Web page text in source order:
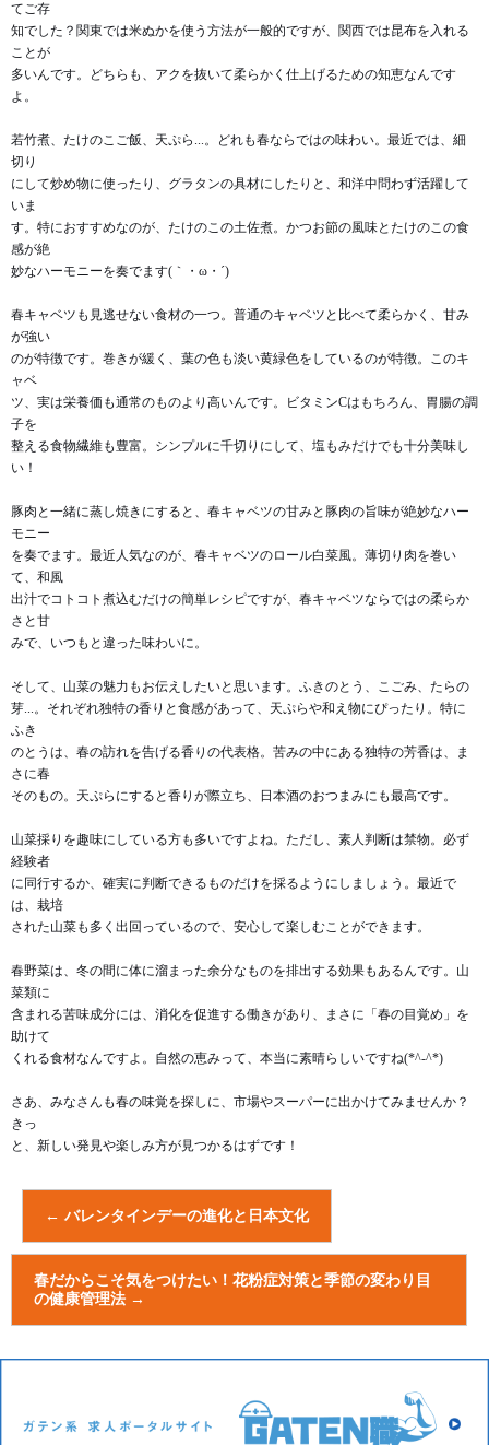
てご存
知でした？関東では米ぬかを使う方法が一般的ですが、関西では昆布を入れる
ことが
多いんです。どちらも、アクを抜いて柔らかく仕上げるための知恵なんです
よ。
若竹煮、たけのこご飯、天ぷら...。どれも春ならではの味わい。最近では、細
切り
にして炒め物に使ったり、グラタンの具材にしたりと、和洋中問わず活躍して
いま
す。特におすすめなのが、たけのこの土佐煮。かつお節の風味とたけのこの食
感が絶
妙なハーモニーを奏でます(｀・ω・´)ゞ
春キャベツも見逃せない食材の一つ。普通のキャベツと比べて柔らかく、甘み
が強い
のが特徴です。巻きが緩く、葉の色も淡い黄緑色をしているのが特徴。このキ
ャベ
ツ、実は栄養価も通常のものより高いんです。ビタミンCはもちろん、胃腸の調
子を
整える食物繊維も豊富。シンプルに千切りにして、塩もみだけでも十分美味し
い！
豚肉と一緒に蒸し焼きにすると、春キャベツの甘みと豚肉の旨味が絶妙なハー
モニー
を奏でます。最近人気なのが、春キャベツのロール白菜風。薄切り肉を巻い
て、和風
出汁でコトコト煮込むだけの簡単レシピですが、春キャベツならではの柔らか
さと甘
みで、いつもと違った味わいに。
そして、山菜の魅力もお伝えしたいと思います。ふきのとう、こごみ、たらの
芽...。それぞれ独特の香りと食感があって、天ぷらや和え物にぴったり。特に
ふき
のとうは、春の訪れを告げる香りの代表格。苦みの中にある独特の芳香は、ま
さに春
そのもの。天ぷらにすると香りが際立ち、日本酒のおつまみにも最高です。
山菜採りを趣味にしている方も多いですよね。ただし、素人判断は禁物。必ず
経験者
に同行するか、確実に判断できるものだけを採るようにしましょう。最近で
は、栽培
された山菜も多く出回っているので、安心して楽しむことができます。
春野菜は、冬の間に体に溜まった余分なものを排出する効果もあるんです。山
菜類に
含まれる苦味成分には、消化を促進する働きがあり、まさに「春の目覚め」を
助けて
くれる食材なんですよ。自然の恵みって、本当に素晴らしいですね(*^-^*)
さあ、みなさんも春の味覚を探しに、市場やスーパーに出かけてみませんか？
きっ
と、新しい発見や楽しみ方が見つかるはずです！
← バレンタインデーの進化と日本文化
春だからこそ気をつけたい！花粉症対策と季節の変わり目
の健康管理法 →